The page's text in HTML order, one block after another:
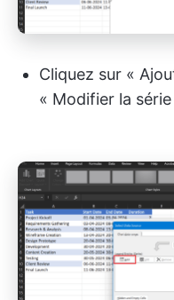
Cliquez sur «
« Modifier la